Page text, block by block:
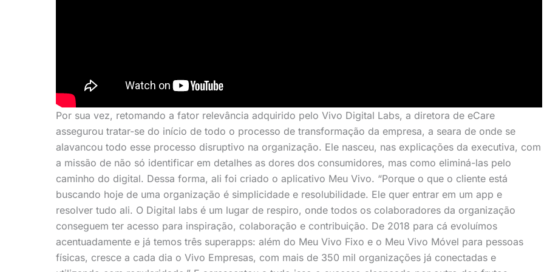
Por sua vez, retomando a fator relevância adquirido pelo Vivo Digital Labs, a diretora de eCare
assegurou tratar-se do início de todo o processo de transformação da empresa, a seara de onde se
alavancou todo esse processo disruptivo na organização. Ele nasceu, nas explicações da executiva, com
a missão de não só identificar em detalhes as dores dos consumidores, mas como eliminá-las pelo
caminho do digital. Dessa forma, ali foi criado o aplicativo Meu Vivo. “Porque o que o cliente está
buscando hoje de uma organização é simplicidade e resolubilidade. Ele quer entrar em um app e
resolver tudo ali. O Digital labs é um lugar de respiro, onde todos os colaboradores da organização
conseguem ter acesso para inspiração, colaboração e contribuição. De 2018 para cá evoluímos
acentuadamente e já temos três superapps: além do Meu Vivo Fixo e o Meu Vivo Móvel para pessoas
físicas, cresce a cada dia o Vivo Empresas, com mais de 350 mil organizações já conectadas e